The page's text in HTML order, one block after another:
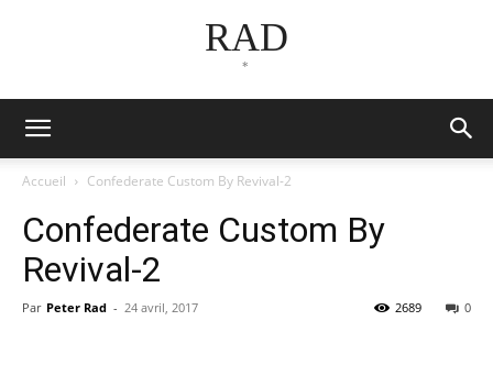
RAD
*
Accueil Confederate Custom By Revival-2
Confederate Custom By
Revival-2
Par Peter Rad - 24 avril, 2017 0
2689